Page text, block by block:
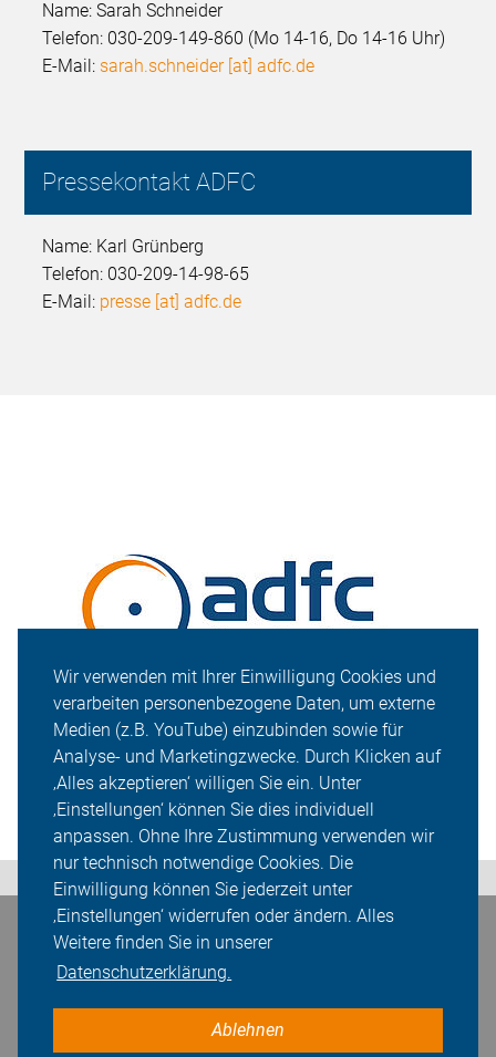
Wir verwenden mit Ihrer Einwilligung Cookies und
verarbeiten personenbezogene Daten, um externe
Medien (z.B. YouTube) einzubinden sowie für
Analyse- und Marketingzwecke. Durch Klicken auf
‚Alles akzeptieren‘ willigen Sie ein. Unter
‚Einstellungen‘ können Sie dies individuell
anpassen. Ohne Ihre Zustimmung verwenden wir
nur technisch notwendige Cookies. Die
Einwilligung können Sie jederzeit unter
‚Einstellungen‘ widerrufen oder ändern. Alles
Weitere finden Sie in unserer
Datenschutzerklärung.
Ablehnen
Name: Sarah Schneider
Telefon: 030-209-149-860 (Mo 14-16, Do 14-16 Uhr)
E-Mail: sarah.schneider [at] adfc.de
Pressekontakt ADFC
Name: Karl Grünberg
Telefon: 030-209-14-98-65
E-Mail: presse [at] adfc.de
Bleiben Sie in Kontakt